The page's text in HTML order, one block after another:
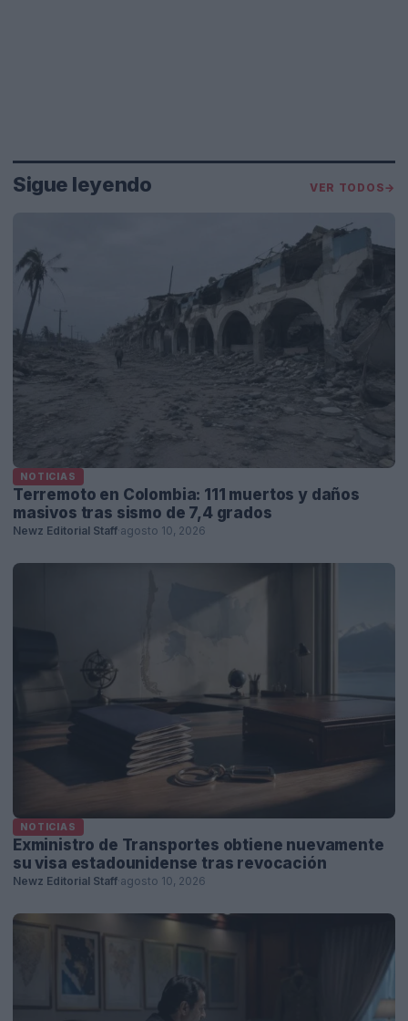
Sigue leyendo VER TODOS→
NOTICIAS
Terremoto en Colombia: 111 muertos y daños
masivos tras sismo de 7,4 grados
Newz Editorial Staff agosto 10, 2026
NOTICIAS
Exministro de Transportes obtiene nuevamente
su visa estadounidense tras revocación
Newz Editorial Staff agosto 10, 2026